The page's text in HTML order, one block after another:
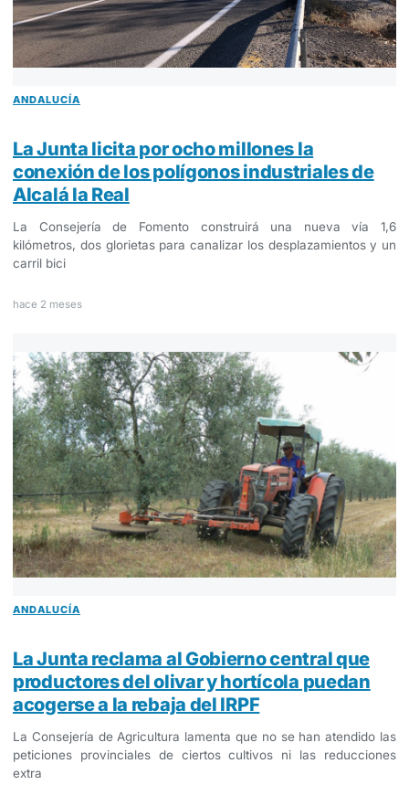
ANDALUCÍA
La Junta licita por ocho millones la
conexión de los polígonos industriales de
Alcalá la Real
La Consejería de Fomento construirá una nueva vía 1,6
kilómetros, dos glorietas para canalizar los desplazamientos y un
carril bici
hace 2 meses
ANDALUCÍA
La Junta reclama al Gobierno central que
productores del olivar y hortícola puedan
acogerse a la rebaja del IRPF
La Consejería de Agricultura lamenta que no se han atendido las
peticiones provinciales de ciertos cultivos ni las reducciones
extra